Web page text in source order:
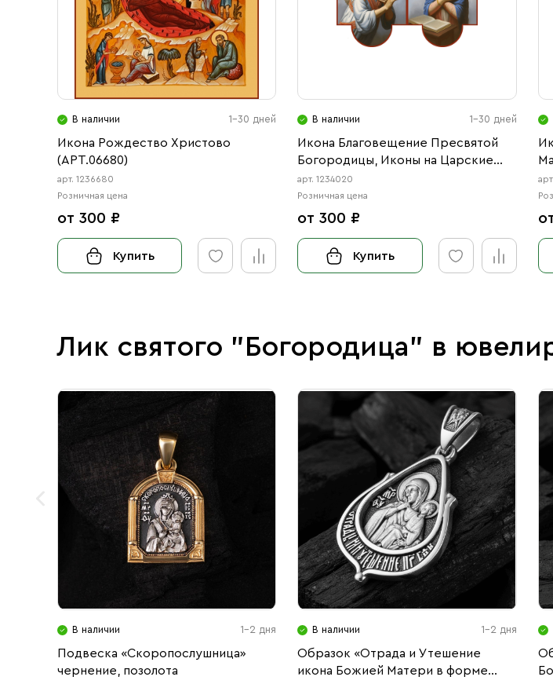
В наличии 1-30 дней
Икона Рождество Христово
(АРТ.06680)
арт. 1236680
Розничная цена
от 300 ₽
Купить
В наличии 1-30 дней
Икона Благовещение Пресвятой
Богородицы, Иконы на Царские
Врата (АРТ.04020)
арт. 1234020
Розничная цена
от 300 ₽
Купить
Лик святого "Богородица" в
В наличии 1-2 дня
Подвеска «Скоропослушница»
чернение, позолота
В наличии 1-2 дня
Образок «Отрада и Утешение
икона Божией Матери в форме